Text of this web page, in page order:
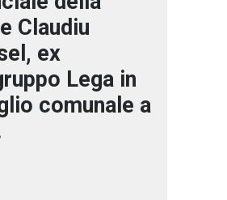
Claudiu
ex
Lega in
comunale a